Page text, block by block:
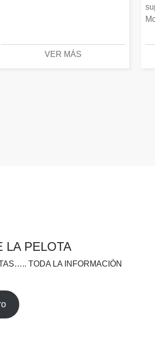
VER MÁS
LA PELOTA
TODA LA INFORMACIÓN